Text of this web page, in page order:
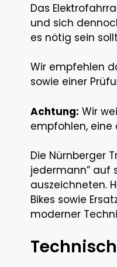
Das
und sich
es nötig sein
Wir empfehlen
sowie einer
Achtung: Wir
empfohlen,
Die Nürnberger
jedermann” auf
auszeichneten.
Bikes sowie
moderner